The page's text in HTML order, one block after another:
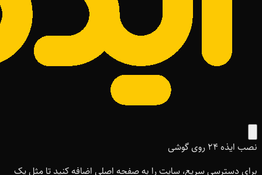
نصب ایذه ۲۴ روی گوشی
برای دسترسی سریع، سایت را به صفحه اصلی اضافه کنید تا مثل یک